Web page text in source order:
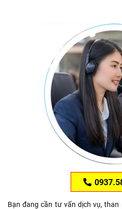
Bạn đang cần tư vấn dịch vụ,